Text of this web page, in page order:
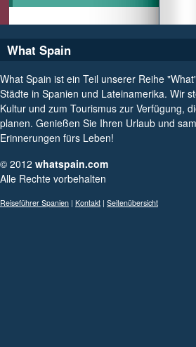
What Spain
What Spain ist ein Teil unserer Reihe
Städte in Spanien und Lateinamerika. Wir
Kultur und zum Tourismus zur Verfügung,
planen. Genießen Sie Ihren Urlaub und
Erinnerungen fürs Leben!
© 2012 whatspain.com
Alle Rechte vorbehalten
Reiseführer Spanien | Kontakt | Seitenübersicht